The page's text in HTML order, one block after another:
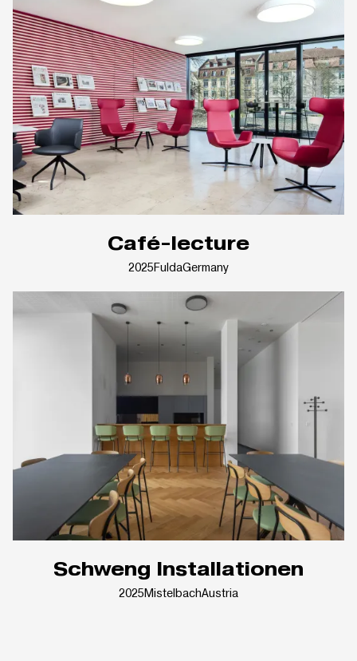
Café-lecture
2025FuldaGermany
Schweng Installationen
2025MistelbachAustria